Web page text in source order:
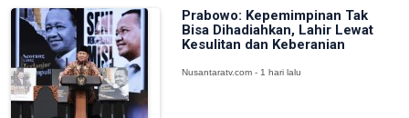
Prabowo: Kepemimpinan Tak
Bisa Dihadiahkan, Lahir Lewat
Kesulitan dan Keberanian
Nusantaratv.com - 1 hari lalu